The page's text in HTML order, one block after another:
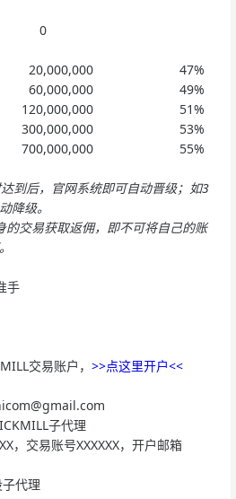
1 0 0
47%
49%
51%
53%
55%
到后，官网系统即可自动晋级；如3
降级。
的交易获取返佣，即不可将自己的账
手
交易账户， >>点这里开户<<
子代理
，交易账号XXXXXX，开户邮箱
理